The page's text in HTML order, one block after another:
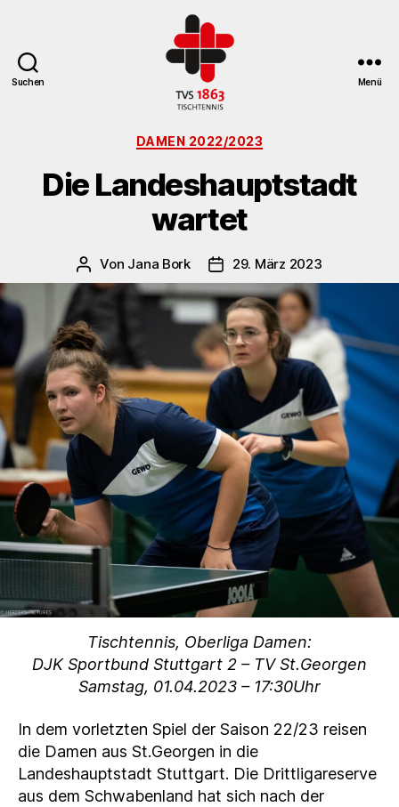
Suchen
St.
Tischtennisabteilung
Menü
Kategorien
DAMEN 2022/2023
Die Landeshauptstadt
wartet
Beitragsautor
Von Jana Bork Veröffentlichungsdatum
29. März 2023
Tischtennis, Oberliga Damen:
DJK Sportbund Stuttgart 2 – TV St.Georgen
Samstag, 01.04.2023 – 17:30Uhr
In dem vorletzten Spiel der Saison 22/23 reisen
die Damen aus St.Georgen in die
Landeshauptstadt Stuttgart. Die Drittligareserve
aus dem Schwabenland hat sich nach der